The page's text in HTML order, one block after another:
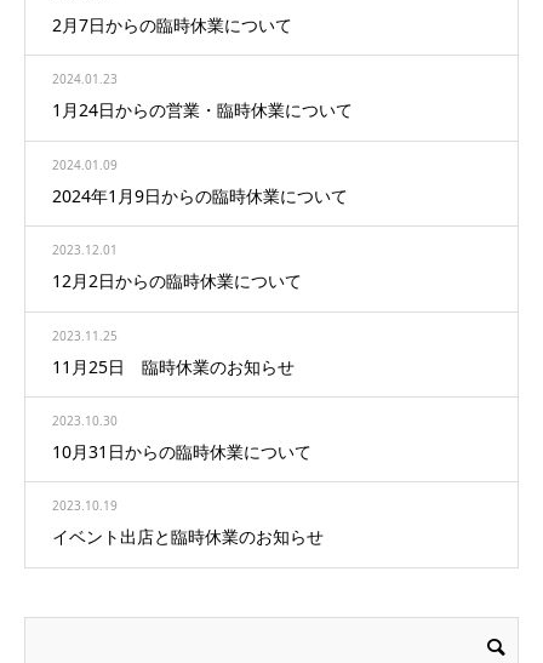
2月7日からの臨時休業について
2024.01.23
1月24日からの営業・臨時休業について
2024.01.09
2024年1月9日からの臨時休業について
2023.12.01
12月2日からの臨時休業について
2023.11.25
11月25日 臨時休業のお知らせ
2023.10.30
10月31日からの臨時休業について
2023.10.19
イベント出店と臨時休業のお知らせ